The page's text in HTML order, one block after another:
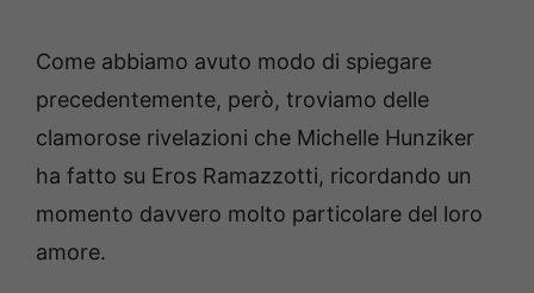
Come abbiamo avuto modo di spiegare
precedentemente, però, troviamo delle
clamorose rivelazioni che Michelle Hunziker
ha fatto su Eros Ramazzotti, ricordando un
momento davvero molto particolare del loro
amore.